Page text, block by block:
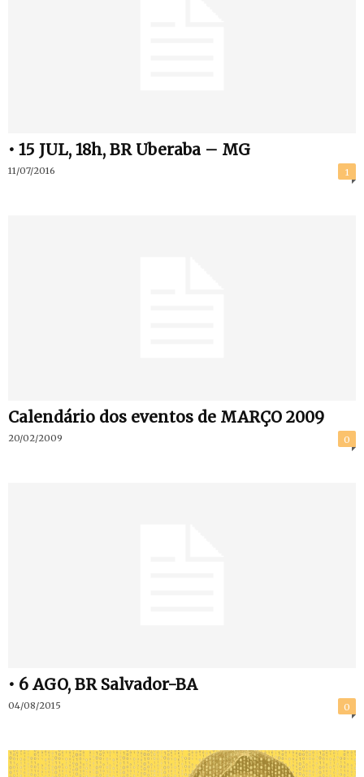
• 15 JUL, 18h, BR Uberaba – MG
11/07/2016 1
Calendário dos eventos de MARÇO 2009
20/02/2009 0
• 6 AGO, BR Salvador-BA
04/08/2015 0